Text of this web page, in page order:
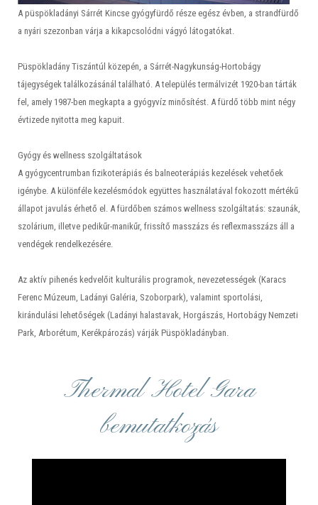
A püspökladányi Sárrét Kincse gyógyfürdő része egész évben, a strandfürdő
a nyári szezonban várja a kikapcsolódni vágyó látogatókat.
Püspökladány Tiszántúl közepén, a Sárrét-Nagykunság-Hortobágy
tájegységek találkozásánál található. A település termálvizét 1920-ban tárták
fel, amely 1987-ben megkapta a gyógyvíz minősítést. A fürdő több mint négy
évtizede nyitotta meg kapuit.
Gyógy és wellness szolgáltatások
A gyógycentrumban fizikoterápiás és balneoterápiás kezelések vehetőek
igénybe. A különféle kezelésmódok együttes használatával fokozott mértékű
állapot javulás érhető el. A fürdőben számos wellness szolgáltatás: szaunák,
szolárium, illetve pedikűr-manikűr, frissítő masszázs és reflexmasszázs áll a
vendégek rendelkezésére.
Az aktív pihenés kedvelőit kulturális programok, nevezetességek (Karacs
Ferenc Múzeum, Ladányi Galéria, Szoborpark), valamint sportolási,
kirándulási lehetőségek (Ladányi halastavak, Horgászás, Hortobágy Nemzeti
Park, Arborétum, Kerékpározás) várják Püspökladányban.
Thermal Hotel Gara
bemutatkozás